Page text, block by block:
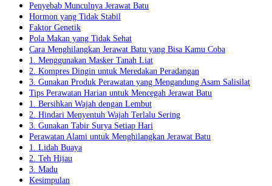
Penyebab Munculnya Jerawat Batu
Hormon yang Tidak Stabil
Faktor Genetik
Pola Makan yang Tidak Sehat
Cara Menghilangkan Jerawat Batu yang Bisa Kamu Coba
1. Menggunakan Masker Tanah Liat
2. Kompres Dingin untuk Meredakan Peradangan
3. Gunakan Produk Perawatan yang Mengandung Asam Salisilat
Tips Perawatan Harian untuk Mencegah Jerawat Batu
1. Bersihkan Wajah dengan Lembut
2. Hindari Menyentuh Wajah Terlalu Sering
3. Gunakan Tabir Surya Setiap Hari
Perawatan Alami untuk Menghilangkan Jerawat Batu
1. Lidah Buaya
2. Teh Hijau
3. Madu
Kesimpulan